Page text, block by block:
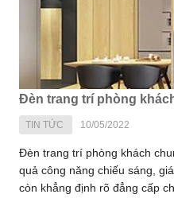
Đèn trang trí phòng
TIN TỨC 10/05/2022
Đèn trang trí phòng khách
quả công năng chiếu sáng,
còn khẳng định rõ đẳng cấp